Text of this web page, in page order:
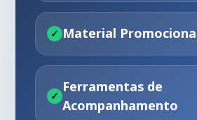
Material
Ferramentas de
Acompanhamento